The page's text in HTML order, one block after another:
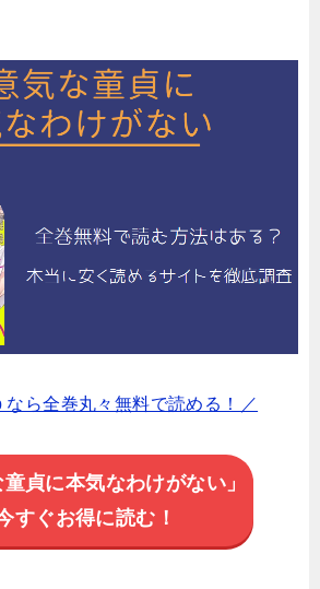
なら全巻丸々無料で読める！／
童貞に本気なわけがない」
すぐお得に読む！